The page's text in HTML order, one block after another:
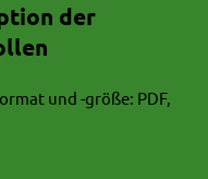
der
und -größe: PDF,